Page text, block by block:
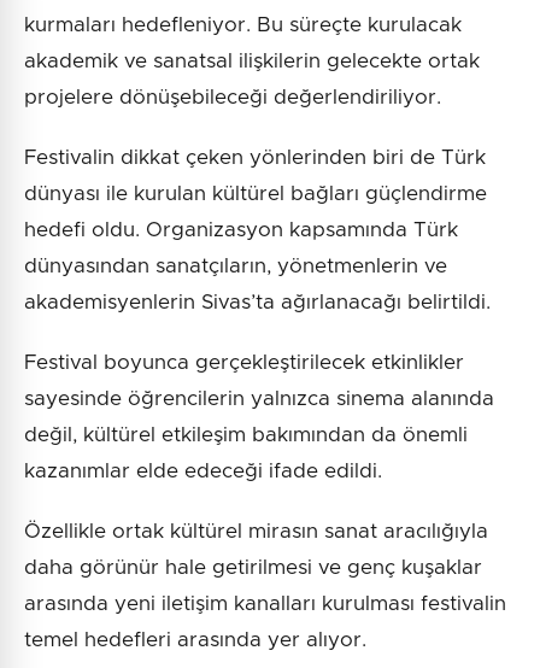
kurmaları hedefleniyor. Bu süreçte kurulacak
akademik ve sanatsal ilişkilerin gelecekte ortak
projelere dönüşebileceği değerlendiriliyor.
Festivalin dikkat çeken yönlerinden biri de Türk
dünyası ile kurulan kültürel bağları güçlendirme
hedefi oldu. Organizasyon kapsamında Türk
dünyasından sanatçıların, yönetmenlerin ve
akademisyenlerin Sivas’ta ağırlanacağı belirtildi.
Festival boyunca gerçekleştirilecek etkinlikler
sayesinde öğrencilerin yalnızca sinema alanında
değil, kültürel etkileşim bakımından da önemli
kazanımlar elde edeceği ifade edildi.
Özellikle ortak kültürel mirasın sanat aracılığıyla
daha görünür hale getirilmesi ve genç kuşaklar
arasında yeni iletişim kanalları kurulması festivalin
temel hedefleri arasında yer alıyor.